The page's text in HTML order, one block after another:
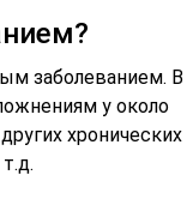
заболеванием. В
у около
хронических